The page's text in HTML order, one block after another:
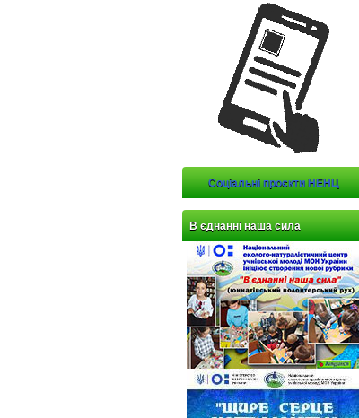
Соціальні проєкти НЕНЦ
В єднанні наша сила